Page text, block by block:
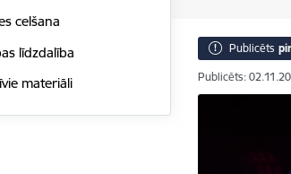
celšana
līdzdalība
materiāli
Publicēts
Publicēts: